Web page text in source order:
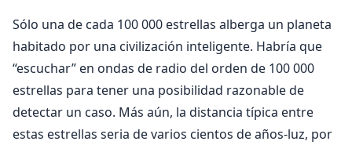
Sólo una de cada 100 000 estrellas alberga un planeta
habitado por una civilización inteligente. Habría que
“escuchar” en ondas de radio del orden de 100 000
estrellas para tener una posibilidad razonable de
detectar un caso. Más aún, la distancia típica entre
estas estrellas seria de varios cientos de años-luz, por